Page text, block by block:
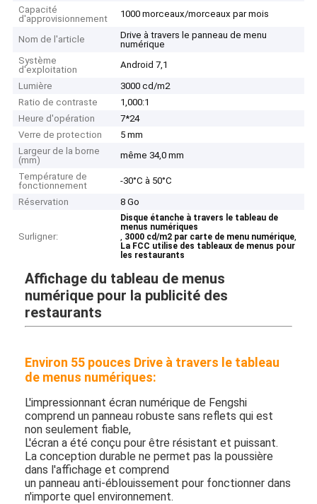
Capacité
d'approvisionnement
1000 morceaux/morceaux par mois
Nom de l'article
Drive à travers le panneau de menu
numérique
Système
d'exploitation
Android 7,1
Lumière
3000 cd/m2
Ratio de contraste
1,000:1
Heure d'opération
7*24
Verre de protection
5 mm
Largeur de la borne
(mm)
même 34,0 mm
Température de
fonctionnement
-30°C à 50°C
Réservation
8 Go
Surligner:
Disque étanche à travers le tableau de
menus numériques
, 3000 cd/m2 par carte de menu numérique,
La FCC utilise des tableaux de menus pour
les restaurants
Affichage du tableau de menus
numérique pour la publicité des
restaurants
Environ 55 pouces Drive à travers le tableau
de menus numériques:
L'impressionnant écran numérique de Fengshi
comprend un panneau robuste sans reflets qui est
non seulement fiable,
L'écran a été conçu pour être résistant et puissant.
La conception durable ne permet pas la poussière
dans l'affichage et comprend
un panneau anti-éblouissement pour fonctionner dans
n'importe quel environnement.